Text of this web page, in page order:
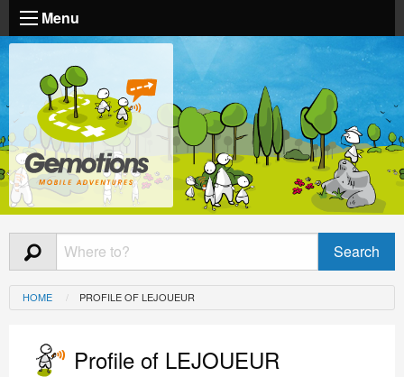
Menu
HOME PROFILE OF LEJOUEUR
Profile of LEJOUEUR